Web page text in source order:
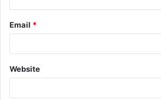
Email *
Website